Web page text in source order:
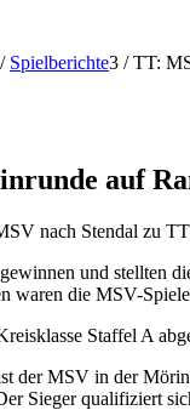
/ Spielberichte3 / TT:
auf
nach Stendal zu
und stellten
waren die MSV-
Staffel A
der MSV in der
Sieger qualifiziert